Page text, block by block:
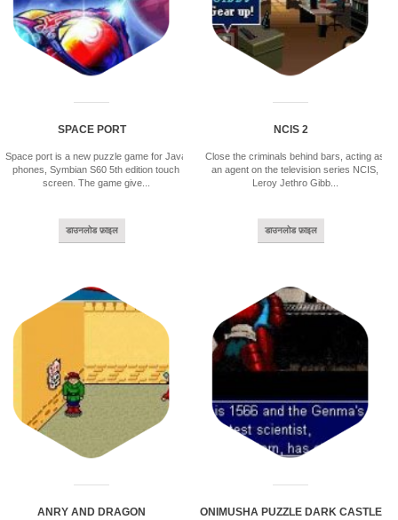
SPACE PORT
Space port is a new puzzle game for Java
phones, Symbian S60 5th edition touch
screen. The game give...
डाउनलोड फ़ाइल
NCIS 2
Close the criminals behind bars, acting as
an agent on the television series NCIS,
Leroy Jethro Gibb...
डाउनलोड फ़ाइल
ANRY AND DRAGON ONIMUSHA PUZZLE DARK CASTLE